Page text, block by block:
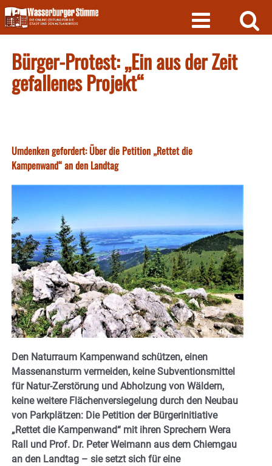
Skip
to
content
Bürger-Protest: „Ein aus der Zeit
gefallenes Projekt“
Umdenken gefordert: Über die Petition „Rettet die
Kampenwand“ an den Landtag
Den Naturraum Kampenwand schützen, einen
Massenansturm vermeiden, keine Subventionsmittel
für Natur-Zerstörung und Abholzung von Wäldern,
keine weitere Flächenversiegelung durch den Neubau
von Parkplätzen: Die Petition der Bürgerinitiative
„Rettet die Kampenwand“ mit ihren Sprechern Wera
Rall und Prof. Dr. Peter Weimann aus dem Chiemgau
an den Landtag – sie setzt sich für eine